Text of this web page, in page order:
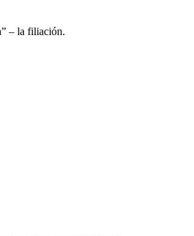
– la filiación.